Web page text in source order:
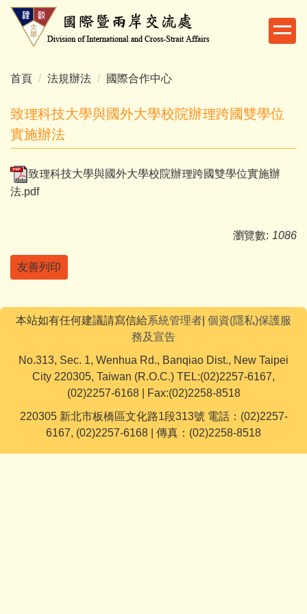
跳
內
區
首頁 法規辦法 國際合作中心
致理科技大學與國外大學校院辦理跨國雙學位
實施辦法
致理科技大學與國外大學校院辦理跨國雙學位實施辦
法.pdf
瀏覽數: 1086
友善列印
本站如有任何建議請寫信給系統管理者 個資(隱私)保護服
務及宣告
No.313, Sec. 1, Wenhua Rd., Banqiao Dist., New Taipei
City 220305, Taiwan (R.O.C.) TEL:(02)2257-6167,
(02)2257-6168 | Fax:(02)2258-8518
220305 新北市板橋區文化路1段313號 電話：(02)2257-
6167, (02)2257-6168 | 傳真：(02)2258-8518